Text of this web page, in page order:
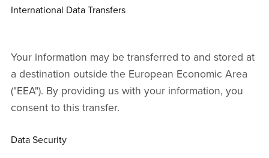
International Data Transfers
Your information may be transferred to and stored at
a destination outside the European Economic Area
("EEA"). By providing us with your information, you
consent to this transfer.
Data Security